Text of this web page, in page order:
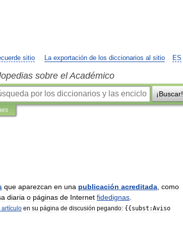
ES
sitio La exportación de los diccionarios al sitio
sobre el Académico
¡Buscar!
que aparezcan en una publicación acreditada como
diaria o páginas de Internet fidedignas
artículo en su página de discusión pegando: {{ subst:Aviso